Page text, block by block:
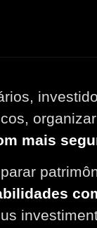
mais